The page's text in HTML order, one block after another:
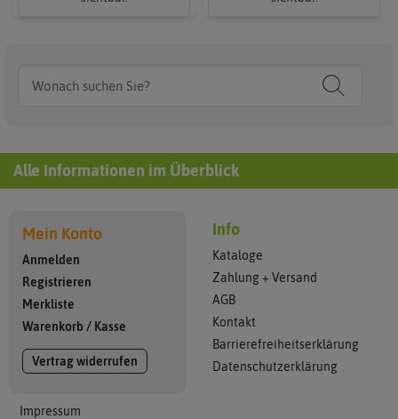
Alle Informationen im Überblick
Mein Konto
Anmelden
Registrieren
Merkliste
Warenkorb / Kasse
Vertrag widerrufen
Impressum
Info
Kataloge
Zahlung + Versand
AGB
Kontakt
Barrierefreiheitserklärung
Datenschutzerklärung